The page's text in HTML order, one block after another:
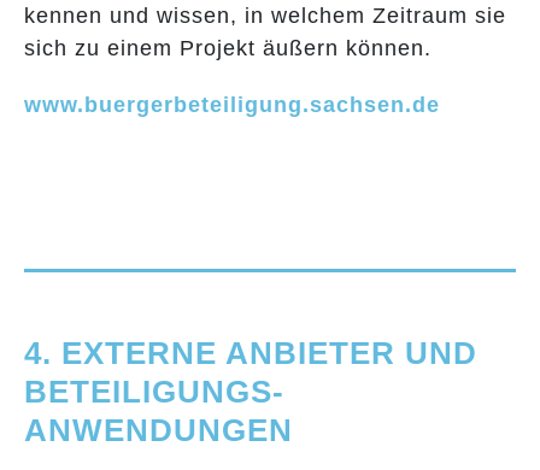
kennen und wissen, in welchem Zeitraum sie
sich zu einem Projekt äußern können.
www.buergerbeteiligung.sachsen.de
4. EXTERNE ANBIETER UND
BETEILIGUNGS-
ANWENDUNGEN